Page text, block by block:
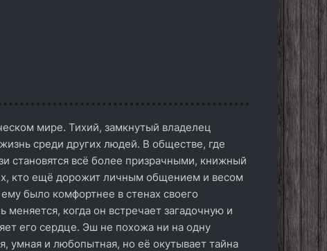
мире. Тихий, замкнутый владелец
среди других людей. В обществе, где
становятся всё более призрачными, книжный
кто ещё дорожит личным общением и весом
было комфортнее в стенах своего
когда он встречает загадочную и
его сердце. Эш не похожа ни на одну
умная и любопытная, но её окутывает тайна